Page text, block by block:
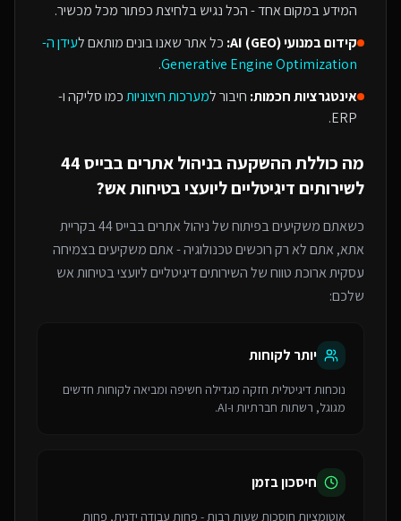
המידע במקום אחד - הכל נגיש בלחיצת כפתור מכל מכשיר.
קידום במנועי AI (GEO):
כל אתר שאנו בונים מותאם לעידן ה-
Generative Engine Optimization
.
אינטגרציות חכמות: חיבור למערכות חיצוניותכמו סליקה ו-
ERP.
מה כוללת ההשקעה בניהול אתרים בבייס 44
לשירותים דיגיטליים ליועצי בטיחות אש?
כשאתם משקיעים בפיתוח שלניהול אתרים בבייס 44
בקריית
אתא, אתם לא רק רוכשים טכנולוגיה - אתם משקיעים בצמיחה
עסקית ארוכת טווח של השירותים דיגיטליים ליועצי בטיחות אש
שלכם:
יותר לקוחות
נוכחות דיגיטלית חזקה מגדילה חשיפה ומביאה לקוחות חדשים
מגוגל, רשתות חברתיות ו-AI.
חיסכון בזמן
אוטומציות חוסכות שעות רבות - פחות עבודה ידנית, פחות